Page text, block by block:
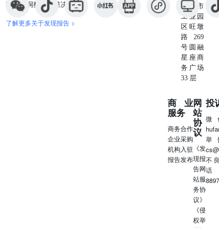
现深度洞察与精准决策。
了解更多关于发现报告 >
苏州市
工业园
区旺墩
路269
号圆融
星座商
务广场
33 层
商业
服务
商务合作
企业采购
机构入驻
报告发布
网
站
协
议
《发
现报
告网
站服
务协
议》
《侵
权举
投
微
举
不